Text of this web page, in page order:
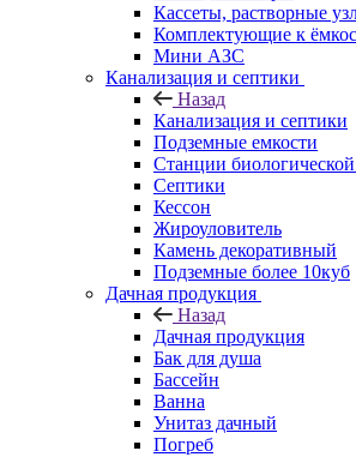
Кассеты, растворные
Комплектующие к
Мини АЗС
Канализация и септики
Назад
Канализация и септики
Подземные емкости
Станции
Септики
Кессон
Жироуловитель
Камень декоративный
Подземные более 10куб
Дачная продукция
Назад
Дачная продукция
Бак для душа
Бассейн
Ванна
Унитаз дачный
Погреб